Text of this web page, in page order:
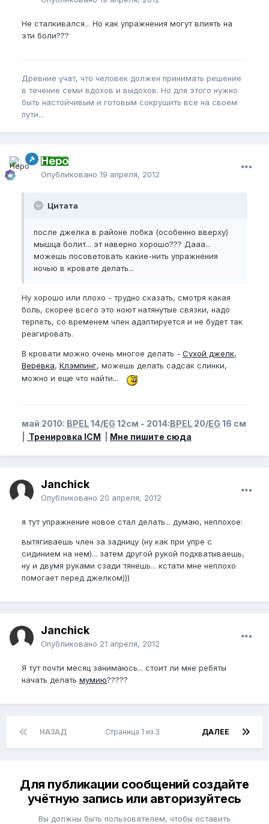
Не сталкивался... Но как упражнения могут влиять на
эти боли???
Древние учат, что человек должен принимать решение
в течение семи вдохов и выдохов. Но для этого нужно
быть настойчивым и готовым сокрушить все на своем
пути...
Неро
Опубликовано 19 апреля, 2012
Цитата
после джелка в районе лобка (особенно вверху)
мышца болит... эт наверно хорошо??? Дааа...
можешь посоветовать какие-нить упражнения
ночью в кровате делать...
Ну хорошо или плохо - трудно сказать, смотря какая
боль, скорее всего это ноют натянутые связки, надо
терпеть, со временем член адаптируется и не будет так
реагировать.
В кровати можно очень многое делать - Сухой джелк,
Верёвка, Клэмпинг, можешь делать садсак слинки,
можно и еще что найти...
май 2010: BPEL14/EG 12см - 2014:BPEL 20/EG 16 см
Тренировка ICM Мне пишите сюда
Janchick
Опубликовано 20 апреля, 2012
я тут упражнение новое стал делать... думаю, неплохое:
вытягиваешь член за задницу (ну как при упре с
сидинием на нем)... затем другой рукой подхватываешь,
ну и двумя руками сзади тянешь... кстати мне неплохо
помогает перед джелком)))
Janchick
Опубликовано 21 апреля, 2012
Я тут почти месяц занимаюсь... стоит ли мне ребяты
начать делать мумию?????
НАЗАД ДАЛЕЕ
Страница 1 из 3
Для публикации сообщений создайте
учётную запись или авторизуйтесь
Вы должны быть пользователем, чтобы оставить